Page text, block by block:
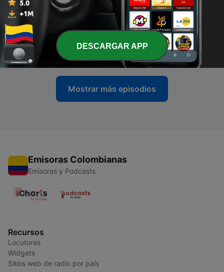
63 - Beijing on Ice #14 - E a figura dos Jogos é...
18 feb. 2022
62 - Beijing on Ice #13 - Só podia dar nisto
17 feb. 2022
Mostrar más episodios
Emisoras Colombianas
Emisoras y Podcasts
Recursos
Locutores
Widgets
Sitios web de radio por país
DESCARGAR APP